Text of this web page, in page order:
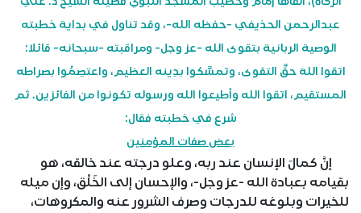
عبدالرحمن الحذيفي -حفظه الله-، وقد تناول في بداية خطبته
الوصية الربانية بتقوى الله -عز وجل- ومراقبته -سبحانه- قائلا:
اتقوا اللهَ حقَّ التقوى، وتمسَّكوا بدِينه العظيم، واعتصِمُوا بصراطه
المستقيم، اتقوا الله وأطيعوا الله ورسوله تكونوا من الفائزين. ثم
شرع في خطبته فقال:
بعض صفات المؤمنين
إنَّ كمالَ الإنسان عند ربه، وعلو درجته عند خالقه، هو
بقيامه بعبادة الله -عز وجل-، والإحسان إلى الخَلْق، وإن ميله
للخيرات وبلوغه للدرجات وصرف الشرور عنه والمكروهات،